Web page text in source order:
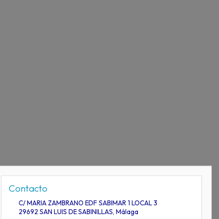
Contacto
C/ MARIA ZAMBRANO EDF SABIMAR 1 LOCAL 3
29692 SAN LUIS DE SABINILLAS, Málaga